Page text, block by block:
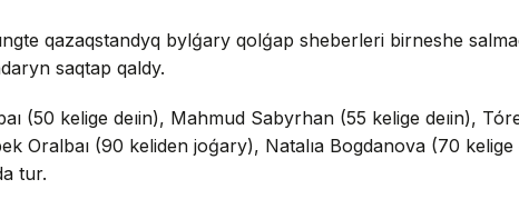
qazaqstandyq bylǵary qolǵap sheberleri birneshe
saqtap qaldy.
(50 kelige deıin), Mahmud Sabyrhan (55 kelige deıin),
Oralbaı (90 keliden joǵary), Natalıa Bogdanova (70 kelige
tur.